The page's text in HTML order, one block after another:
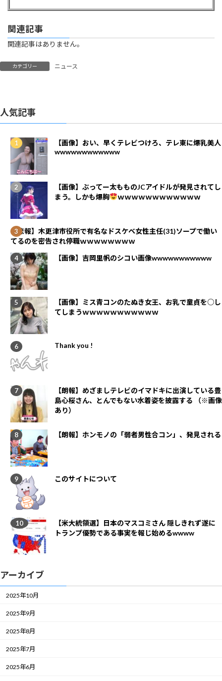
関連記事
関連記事はありません。
カテゴリー ニュース
人気記事
【画像】おい、早くテレビつけろ、テレ東に爆乳美人
wwwwwwwwwwww
【画像】ぶってー太もものJCアイドルが発見されてし
まう。しかも爆胸
ｗｗｗｗｗｗｗｗｗｗｗｗ
【悲報】木更津市役所で有名なドスケベ女性主任(31)ソープで働い
てるのを密告され停職ｗｗｗｗｗｗｗｗ
【画像】吉岡里帆のシコい画像wwwwwwwwwww
【画像】ミス青コンのたぬき女王、お乳で童貞を○し
てしまうｗｗｗｗｗｗｗｗｗｗｗ
Thank you !
【朗報】めざましテレビのイマドキに出演している豊
島心桜さん、とんでもない水着姿を披露する （※画像
あり）
【朗報】ホンモノの「弱者男性合コン」、発見される
このサイトについて
【米大統領選】日本のマスコミさん 隠しきれず遂に
トランプ優勢である事実を報じ始めるwwww
アーカイブ
2025年10月
2025年9月
2025年8月
2025年7月
2025年6月